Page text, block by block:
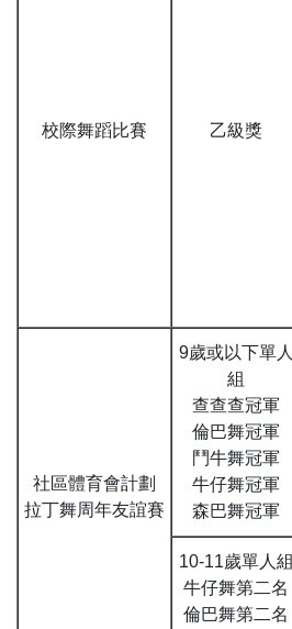
校際舞蹈比賽 乙級獎
社區體育會計劃
拉丁舞周年友誼賽
9歲或以下單人
組
查查查冠軍
倫巴舞冠軍
鬥牛舞冠軍
牛仔舞冠軍
森巴舞冠軍
10-11歲單人組
牛仔舞第二名
倫巴舞第二名